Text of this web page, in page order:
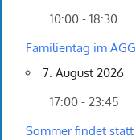
10:00 - 18:30
Familientag im
7. August 2026
17:00 - 23:45
Sommer findet